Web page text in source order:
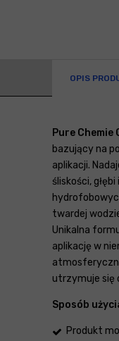
OPIS
Pure Chemie
bazujący na
aplikacji.
śliskości,
twardej
Unikalna
aplikację w
utrzymuje się
Sposób
Produkt